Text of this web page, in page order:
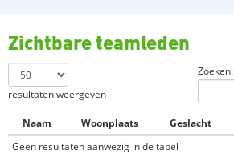
Zichtbare teamleden
resultaten weergeven
Zoeken:
Naam Woonplaats Geslacht
Geen resultaten aanwezig in de tabel